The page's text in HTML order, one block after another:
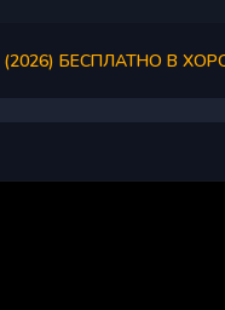
БЕСПЛАТНО В